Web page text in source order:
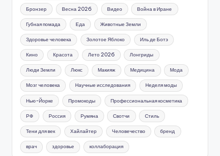
Бронзер Весна 2026 Видео Война в Иране
Губная помада Еда Животные Земли
Здоровье человека Золотое Яблоко Иль де Ботэ
Кино Красота Лето 2026 Лонгриды
Люди Земли Люкс Макияж Медицина Мода
Мозг человека Научные исследования Неделя моды
Нью-Йорке Промокоды Профессиональная косметика
РФ Россия Румяна Свотчи Стиль
Тени для век Хайлайтер Человечество бренд
врач здоровье коллаборация